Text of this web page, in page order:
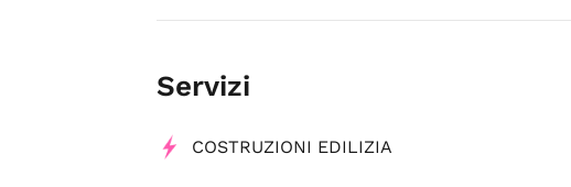
Servizi
COSTRUZIONI EDILIZIA